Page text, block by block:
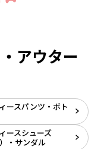
アウター
ースパンツ・ボト
ースシューズ
）・サンダル